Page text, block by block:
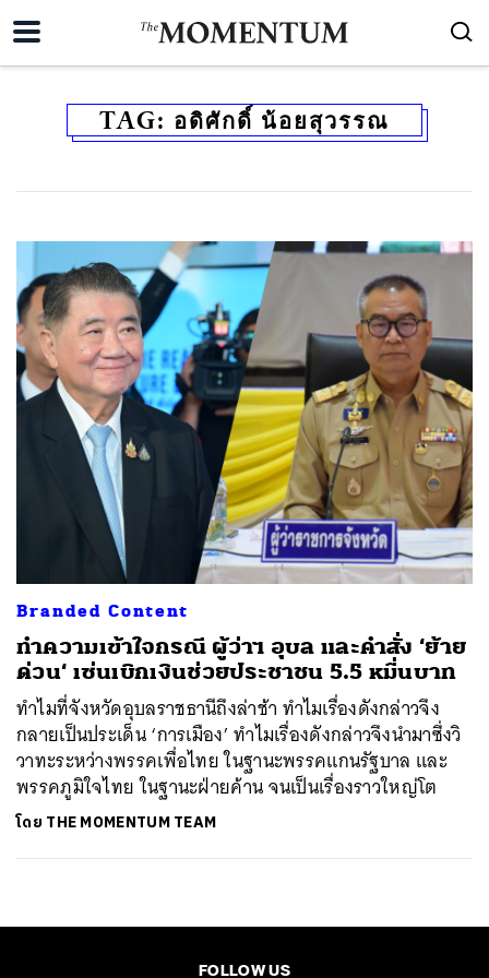
TAG: อดิศักดิ์ น้อยสุวรรณ
Branded Content
ทำความเข้าใจกรณี ผู้ว่าฯ อุบล และคำสั่ง ‘ย้าย
ด่วน‘ เซ่นเบิกเงินช่วยประชาชน 5.5 หมื่นบาท
ทำไมที่จังหวัดอุบลราชธานีถึงล่าช้า ทำไมเรื่องดังกล่าวจึง
กลายเป็นประเด็น ‘การเมือง’ ทำไมเรื่องดังกล่าวจึงนำมาซึ่งวิ
วาทะระหว่างพรรคเพื่อไทย ในฐานะพรรคแกนรัฐบาล และ
พรรคภูมิใจไทย ในฐานะฝ่ายค้าน จนเป็นเรื่องราวใหญ่โต
โดย THE MOMENTUM TEAM
FOLLOW US
SHARE TWEET LINE EMAIL